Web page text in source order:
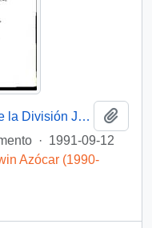
[Informa que se ha dispuesto que la División Juridico-Legislativa del Ministerio Secretaria General de la Presidencia, prepare el envío del Proyecto de Ley al Congreso Nacional]
· 1991-09-12
Azócar (1990-